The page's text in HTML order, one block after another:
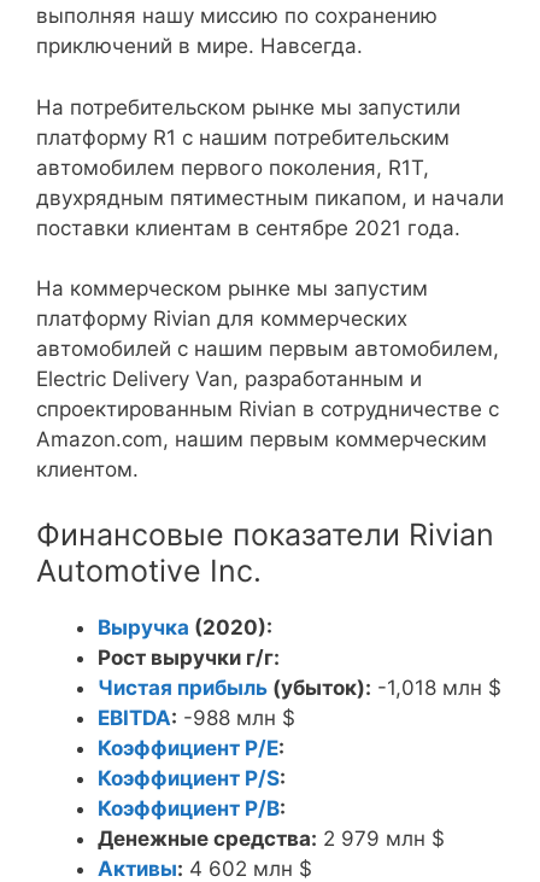
выполняя нашу миссию по сохранению
приключений в мире. Навсегда.
На потребительском рынке мы запустили
платформу R1 с нашим потребительским
автомобилем первого поколения, R1T,
двухрядным пятиместным пикапом, и начали
поставки клиентам в сентябре 2021 года.
На коммерческом рынке мы запустим
платформу Rivian для коммерческих
автомобилей с нашим первым автомобилем,
Electric Delivery Van, разработанным и
спроектированным Rivian в сотрудничестве с
Amazon.com, нашим первым коммерческим
клиентом.
Финансовые показатели Rivian
Automotive Inc.
Выручка (2020):
Рост выручки г/г:
Чистая прибыль (убыток): -1,018 млн $
EBITDA: -988 млн $
Коэффициент P/E:
Коэффициент P/S:
Коэффициент P/B:
Денежные средства: 2 979 млн $
Активы: 4 602 млн $